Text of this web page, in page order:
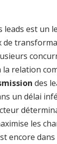
leads est un
de
relation
des
un délai
les
encore